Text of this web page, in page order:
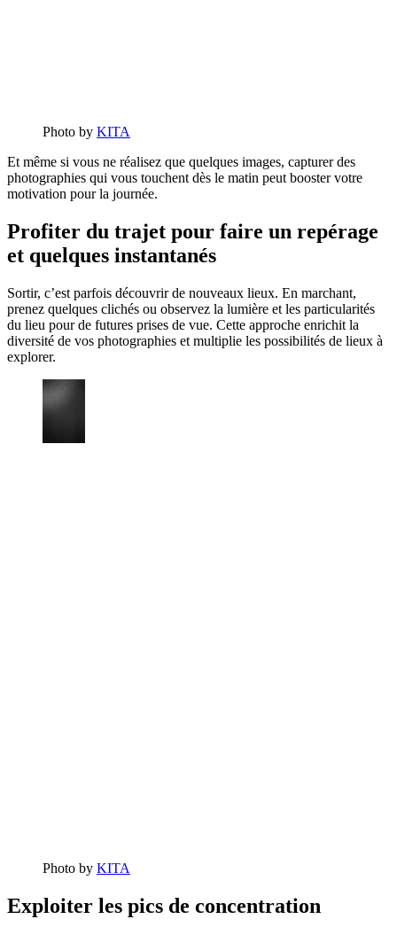
Photo by KITA
Et même si vous ne réalisez que quelques images, capturer des
photographies qui vous touchent dès le matin peut booster votre
motivation pour la journée.
Profiter du trajet pour faire un repérage
et quelques instantanés
Sortir, c’est parfois découvrir de nouveaux lieux. En marchant,
prenez quelques clichés ou observez la lumière et les particularités
du lieu pour de futures prises de vue. Cette approche enrichit la
diversité de vos photographies et multiplie les possibilités de lieux à
explorer.
Photo by KITA
Exploiter les pics de concentration